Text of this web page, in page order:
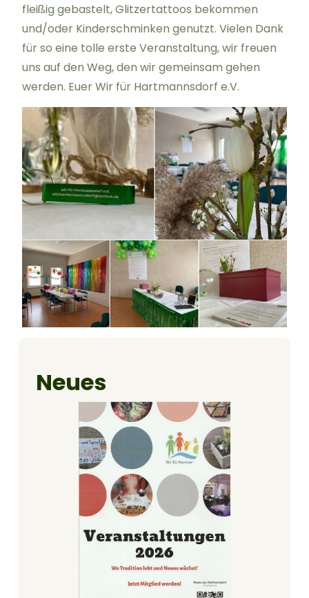
Neues
fleißig gebastelt, Glitzertattoos bekommen
und/oder Kinderschminken genutzt. Vielen Dank
für so eine tolle erste Veranstaltung, wir freuen
uns auf den Weg, den wir gemeinsam gehen
werden. Euer Wir für Hartmannsdorf e.V.